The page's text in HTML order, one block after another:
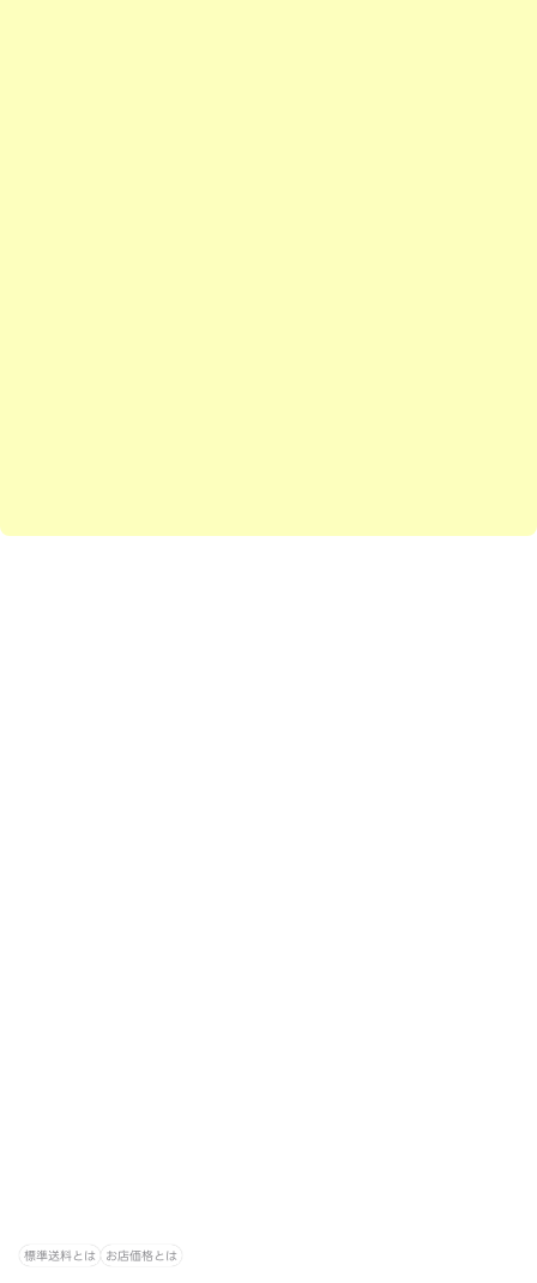
標準送料とは お店価格とは